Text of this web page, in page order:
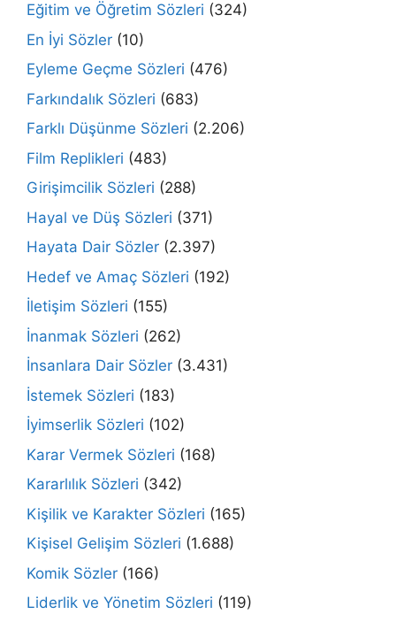
Eğitim ve Öğretim Sözleri (324)
En İyi Sözler (10)
Eyleme Geçme Sözleri (476)
Farkındalık Sözleri (683)
Farklı Düşünme Sözleri (2.206)
Film Replikleri (483)
Girişimcilik Sözleri (288)
Hayal ve Düş Sözleri (371)
Hayata Dair Sözler (2.397)
Hedef ve Amaç Sözleri (192)
İletişim Sözleri (155)
İnanmak Sözleri (262)
İnsanlara Dair Sözler (3.431)
İstemek Sözleri (183)
İyimserlik Sözleri (102)
Karar Vermek Sözleri (168)
Kararlılık Sözleri (342)
Kişilik ve Karakter Sözleri (165)
Kişisel Gelişim Sözleri (1.688)
Komik Sözler (166)
Liderlik ve Yönetim Sözleri (119)